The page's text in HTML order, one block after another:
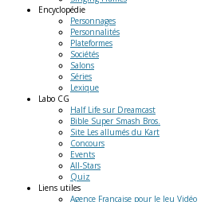
Encyclopédie
Personnages
Personnalités
Plateformes
Sociétés
Salons
Séries
Lexique
Labo CG
Half Life sur Dreamcast
Bible Super Smash Bros.
Site Les allumés du Kart
Concours
Events
All-Stars
Quiz
Liens utiles
Agence Française pour le Jeu Vidéo